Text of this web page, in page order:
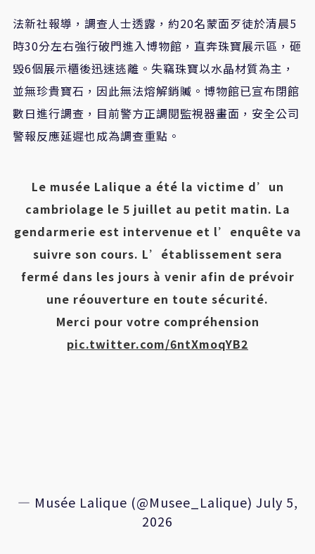
法新社報導，調查人士透露，約20名蒙面歹徒於清晨5
時30分左右強行破門進入博物館，直奔珠寶展示區，砸
毀6個展示櫃後迅速逃離。失竊珠寶以水晶材質為主，
並無珍貴寶石，因此無法熔解銷贓。博物館已宣布閉館
數日進行調查，目前警方正調閱監視器畫面，安全公司
警報反應延遲也成為調查重點。
Le musée Lalique a été la victime d’un
cambriolage le 5 juillet au petit matin. La
gendarmerie est intervenue et l’enquête va
suivre son cours. L’établissement sera
fermé dans les jours à venir afin de prévoir
une réouverture en toute sécurité.
Merci pour votre compréhension
pic.twitter.com/6ntXmoqYB2
— Musée Lalique (@Musee_Lalique) July 5,
2026